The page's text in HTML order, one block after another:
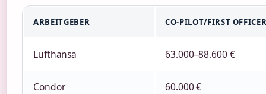
ARBEITGEBER CO-PILOT/FIRST
Lufthansa 63.000–88.600 €
Condor 60.000 €